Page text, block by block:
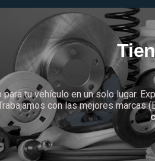
para tu vehículo en un solo lugar.
con las mejores marcas